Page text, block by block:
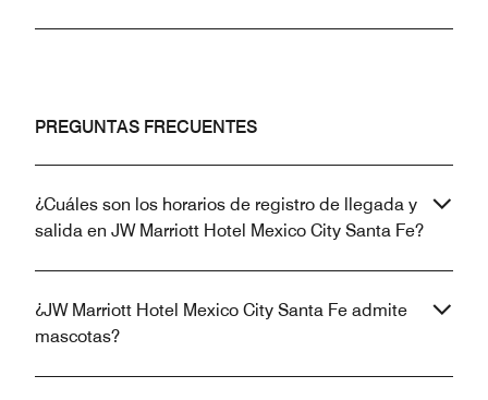
PREGUNTAS FRECUENTES
¿Cuáles son los horarios de registro de llegada y
salida en JW Marriott Hotel Mexico City Santa Fe?
¿JW Marriott Hotel Mexico City Santa Fe admite
mascotas?